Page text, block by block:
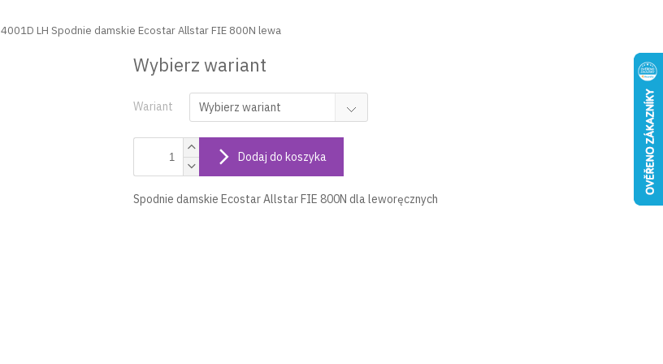
4001D LH Spodnie damskie Ecostar Allstar FIE 800N lewa
Wybierz wariant
Wariant
Dodaj do koszyka
Spodnie damskie Ecostar Allstar FIE 800N dla leworęcznych